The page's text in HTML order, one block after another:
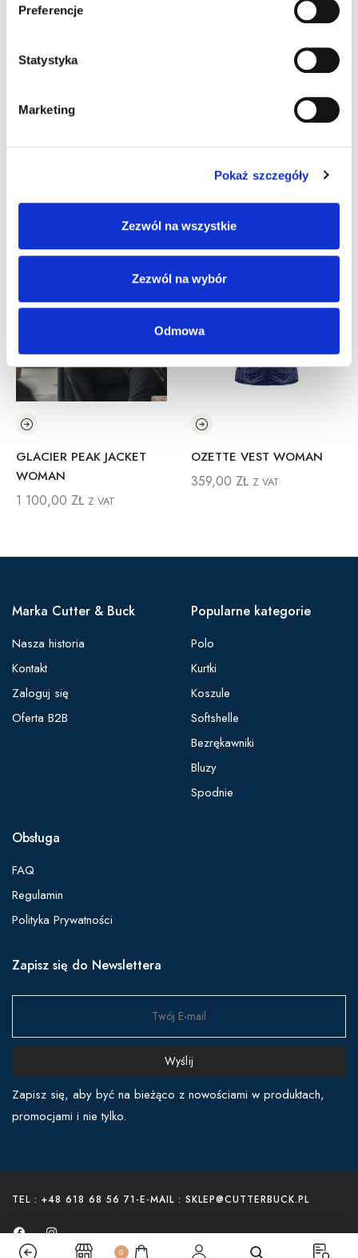
Preferencje
Statystyka
Marketing
Pokaż szczegóły
Zezwól na wszystkie
Zezwól na wybór
Odmowa
OAK HARBOR JACKET
579,00ZŁ Z VAT
Inne Produkty
OZETTE VEST WOMAN
359,00
BELLEVUE JACKET
WOMAN
Marka Cutter & Buck
Nasza historia
Kontakt
Zaloguj się
Oferta B2B
Popularne kategorie
Polo
Kurtki
Koszule
Softshelle
Bezrękawniki
Bluzy
Spodnie
Obsługa
FAQ
Regulamin
Polityka Prywatności
Zapisz się do Newslettera
Wyślij
Zapisz się, aby być na bieżąco z nowościami w produktach,
promocjami i nie tylko.
TEL : +48 618 68 56 71 -E-MAIL : SKLEP@CUTTERBUCK.PL
0